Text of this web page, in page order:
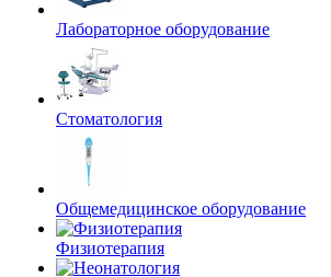
Лабораторное оборудование
Стоматология
Общемедицинское оборудование
Физиотерапия